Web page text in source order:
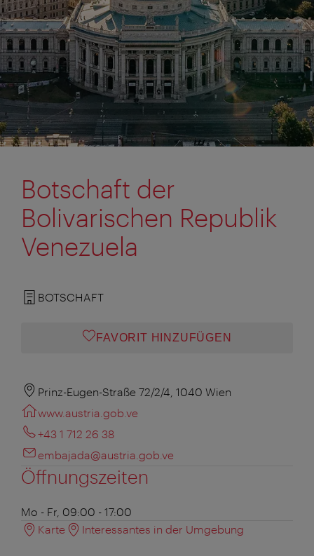
Botschaft der
Bolivarischen Republik
Venezuela
BOTSCHAFT
FAVORIT HINZUFÜGEN
Prinz-Eugen-Straße 72/2/4, 1040 Wien
www.austria.gob.ve
+43 1 712 26 38
embajada@austria.gob.ve
Öffnungszeiten
Mo - Fr, 09:00 - 17:00
Karte
Interessantes in der Umgebung